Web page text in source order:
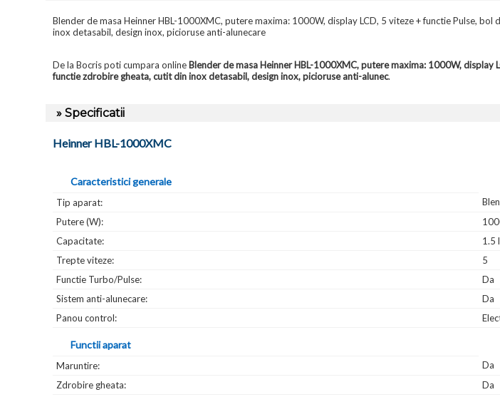
Blender de masa Heinner HBL-1000XMC, putere maxima: 1000W, display LCD, 5 viteze + functie Pulse,
inox detasabil, design inox, picioruse anti-alunecare
De la Bocris poti cumpara online Blender de masa Heinner HBL-1000XMC, putere maxima: 1000W,
functie zdrobire gheata, cutit din inox detasabil, design inox, picioruse anti-alunec.
» Specificatii
Heinner HBL-1000XMC
Caracteristici generale
Tip aparat:
Putere (W):
Capacitate:
1.5 l
Trepte viteze:
5
Functie Turbo/Pulse:
Da
Sistem anti-alunecare:
Da
Panou control:
Functii aparat
Maruntire:
Da
Zdrobire gheata:
Da